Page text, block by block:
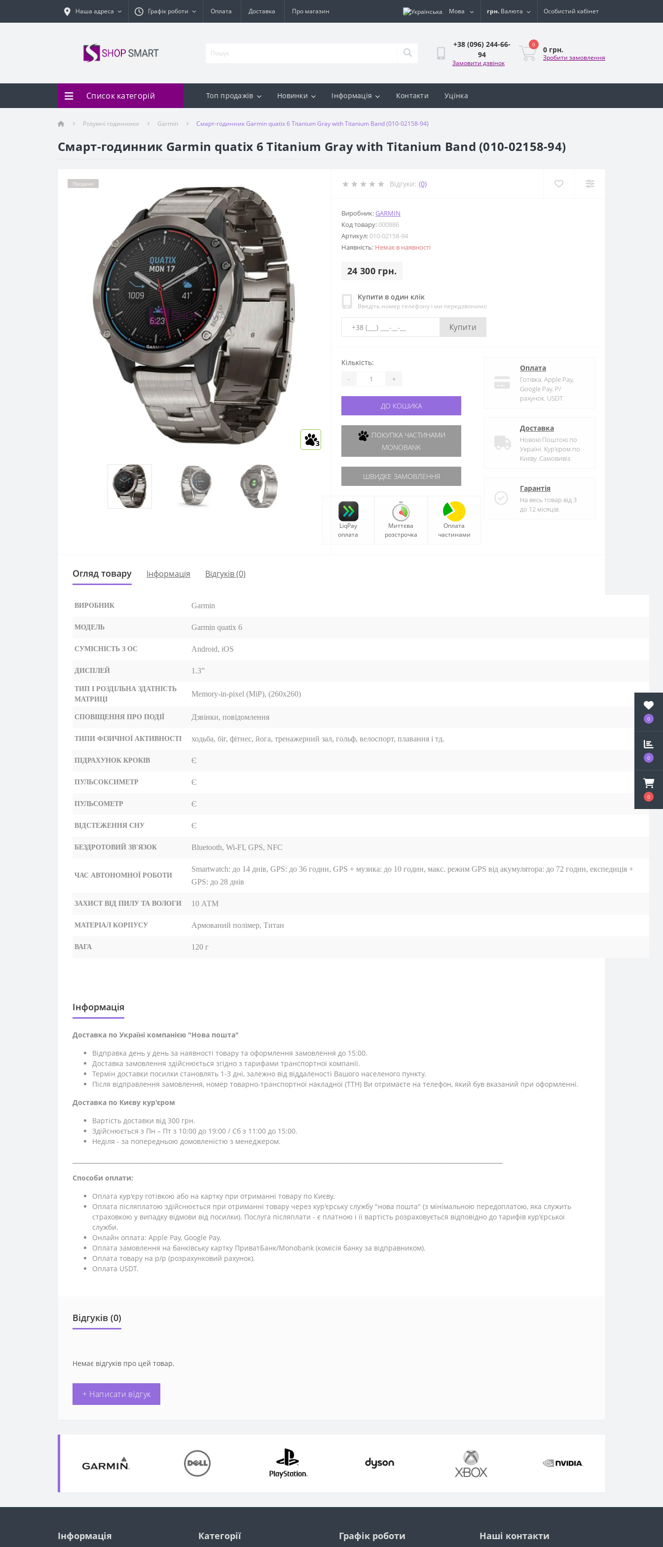
0
0
0
Наша адреса Графік роботи Оплата Доставка Про магазин Мова грн. Валюта Особистий кабінет
+38 (096) 244-66-
94
Замовити дзвінок
0
0 грн.
Зробити замовлення
Список категорій Топ продажів Новинки Інформація Контакти Уцінка
Розумні годинники Garmin Смарт-годинник Garmin quatix 6 Titanium Gray with Titanium Band (010-02158-94)
Смарт-годинник Garmin quatix 6 Titanium Gray with Titanium Band (010-02158-94)
Продано
3
Відгуки: (0)
Виробник:GARMIN
Код товару:000886
Артикул:010-02158-94
Наявність: Немає в наявності
24 300 грн.
Купити в один клік
Введіть номер телефону і ми передзвонимо
Купити
Кількість:
- +
ДО КОШИКА
MONOBANK
ШВИДКЕ ЗАМОВЛЕННЯ
LiqPay
оплата
Миттєва
розстрочка
Оплата
частинами
Оплата
Готівка. Apple Pay,
Google Pay. Р/
рахунок. USDT.
Доставка
Новою Поштою по
Україні. Кур'єром по
Києву. Самовивіз.
Гарантія
На весь товар від 3
до 12 місяців.
Огляд товару Iнформація Відгуків (0)
ВИРОБНИК Garmin
МОДЕЛЬ Garmin quatix 6
СУМІСНІСТЬ З ОС Android, iOS
ДИСПЛЕЙ 1.3”
ТИП І РОЗДІЛЬНА ЗДАТНІСТЬ
МАТРИЦІ
Memory-in-pixel (MiP), (260х260)
СПОВІЩЕННЯ ПРО ПОДІЇ Дзвінки, повідомлення
ТИПИ ФІЗИЧНОЇ АКТИВНОСТІ ходьба, біг, фітнес, йога, тренажерний зал, гольф, велоспорт, плавання і тд.
ПІДРАХУНОК КРОКІВ Є
ПУЛЬСОКСИМЕТР Є
ПУЛЬСОМЕТР Є
ВІДСТЕЖЕННЯ СНУ Є
БЕЗДРОТОВИЙ ЗВ'ЯЗОК Bluetooth, Wi-FI, GPS, NFC
ЧАС АВТОНОМНОЇ РОБОТИ
Smartwatch: до 14 днів, GPS: до 36 годин, GPS + музика: до 10 годин, макс. режим GPS від акумулятора: до 72 годин, експедиція +
GPS: до 28 днів
ЗАХИСТ ВІД ПИЛУ ТА ВОЛОГИ 10 АТМ
МАТЕРІАЛ КОРПУСУ Армований полімер, Титан
ВАГА 120 г
Iнформація
Доставка по Україні компанією "Нова пошта"
Відправка день у день за наявності товару та оформлення замовлення до 15:00.
Доставка замовлення здійснюється згідно з тарифами транспортної компанії.
Термін доставки посилки становлять 1-3 дні, залежно від віддаленості Вашого населеного пункту.
Після відправлення замовлення, номер товарно-транспортної накладної (ТТН) Ви отримаєте на телефон, який був вказаний при оформленні.
Доставка по Києву кур'єром
Вартість доставки від 300 грн.
Здійснюється з Пн – Пт з 10:00 до 19:00 / Сб з 11:00 до 15:00.
Неділя - за попередньою домовленістю з менеджером.
Способи оплати:
Оплата кур'єру готівкою або на картку при отриманні товару по Києву.
Оплата післяплатою здійснюється при отриманні товару через кур'єрську службу "нова пошта" (з мінімальною передоплатою, яка служить
страховкою у випадку відмови від посилки). Послуга післяплати - є платною і її вартість розраховується відповідно до тарифів кур'єрської
служби.
Онлайн оплата: Apple Pay, Google Pay.
Оплата замовлення на банківську картку ПриватБанк/Monobank (комісія банку за відправником).
Оплата товару на р/р (розрахунковий рахунок).
Оплата USDT.
Відгуків (0)
Немає відгуків про цей товар.
+ Написати відгук
Інформація Категорії Графік роботи Наші контакти